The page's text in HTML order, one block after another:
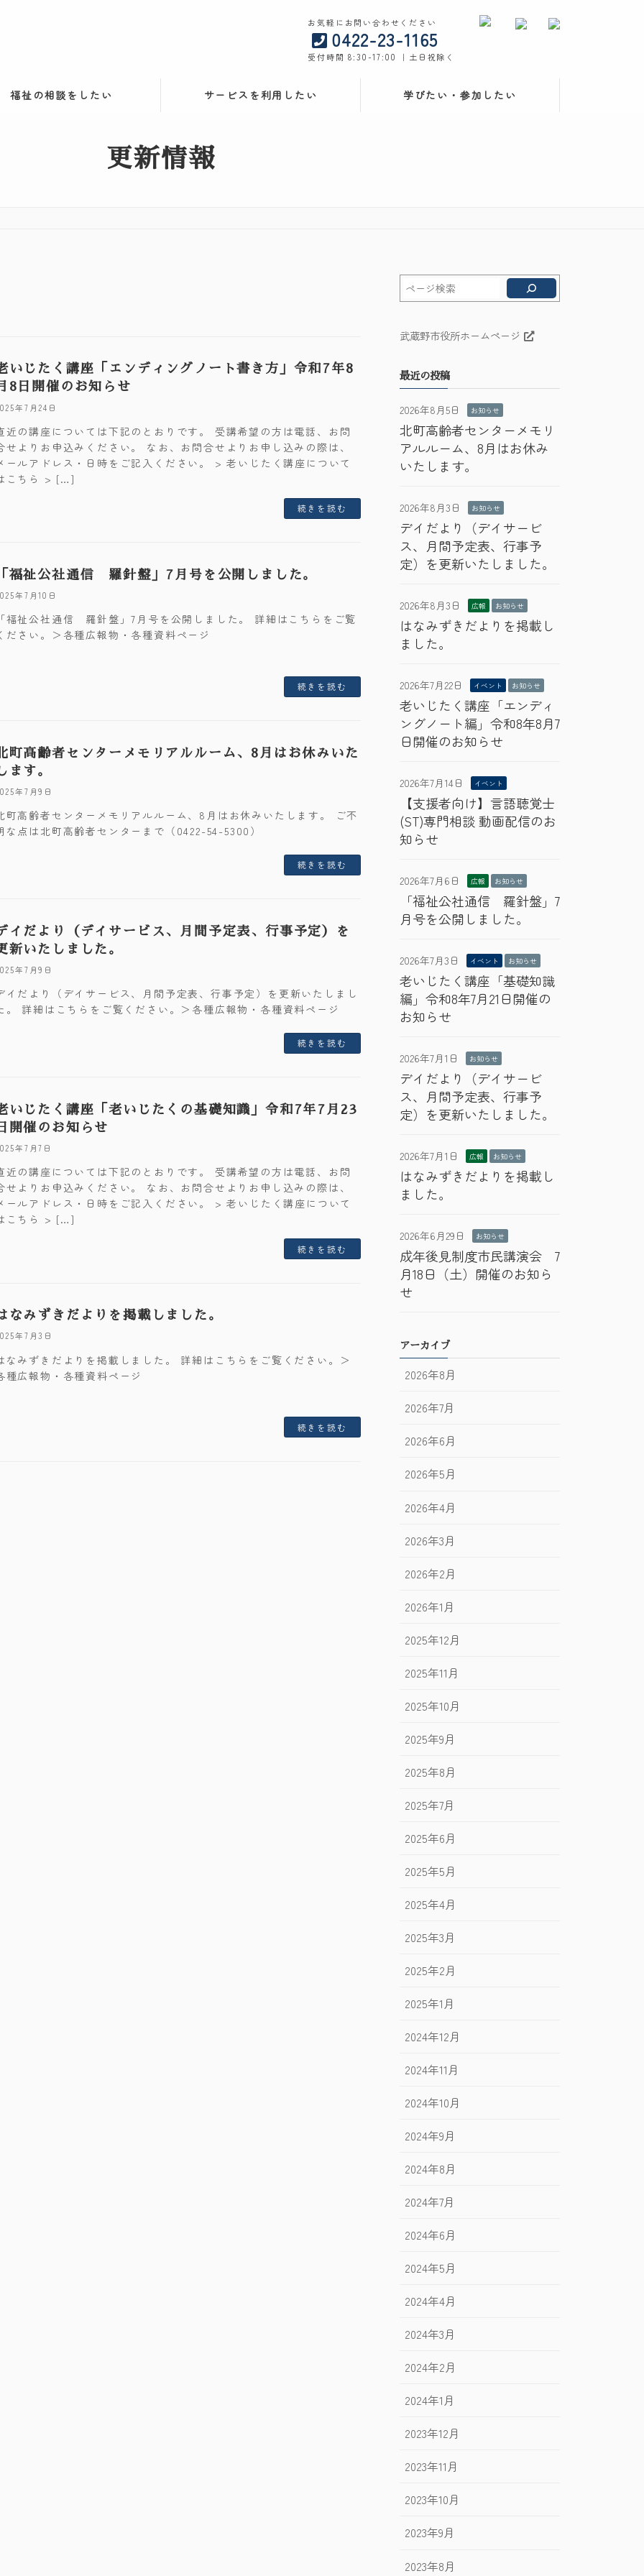
お気軽にお問い合わせください
0422-23-1165
受付時間 8:30-17:00 ｜土日祝除く
福祉の相談をしたい サービスを利用したい 学びたい・参加したい
更新情報
いじたく講座「エンディングノート書き方」令和7年8
8日開催のお知らせ
年7月24日
近の講座については下記のとおりです。 受講希望の方は電話、お問
せよりお申込みください。 なお、お問合せよりお申し込みの際は、
ールアドレス・日時をご記入ください。 > 老いじたく講座について
こちら > […]
続きを読む
福祉公社通信 羅針盤」7月号を公開しました。
年7月10日
福祉公社通信 羅針盤」7月号を公開しました。 詳細はこちらをご覧
ださい。＞各種広報物・各種資料ページ
続きを読む
町高齢者センターメモリアルルーム、8月はお休みいた
ます。
年7月9日
町高齢者センターメモリアルルーム、8月はお休みいたします。 ご不
な点は北町高齢者センターまで（0422-54-5300）
続きを読む
イだより（デイサービス、月間予定表、行事予定）を
新いたしました。
年7月9日
イだより（デイサービス、月間予定表、行事予定）を更新いたしまし
。 詳細はこちらをご覧ください。＞各種広報物・各種資料ページ
続きを読む
いじたく講座「老いじたくの基礎知識」令和7年7月23
開催のお知らせ
年7月7日
近の講座については下記のとおりです。 受講希望の方は電話、お問
せよりお申込みください。 なお、お問合せよりお申し込みの際は、
ールアドレス・日時をご記入ください。 > 老いじたく講座について
こちら > […]
続きを読む
なみずきだよりを掲載しました。
年7月3日
なみずきだよりを掲載しました。 詳細はこちらをご覧ください。＞
種広報物・各種資料ページ
続きを読む
武蔵野市役所ホームページ
最近の投稿
2026年8月5日 お知らせ
北町高齢者センターメモリ
アルルーム、8月はお休み
いたします。
2026年8月3日 お知らせ
デイだより（デイサービ
ス、月間予定表、行事予
定）を更新いたしました。
2026年8月3日 広報 お知らせ
はなみずきだよりを掲載し
ました。
2026年7月22日 イベント お知らせ
老いじたく講座「エンディ
ングノート編」令和8年8月7
日開催のお知らせ
2026年7月14日 イベント
【支援者向け】言語聴覚士
(ST)専門相談 動画配信のお
知らせ
2026年7月6日 広報 お知らせ
「福祉公社通信 羅針盤」7
月号を公開しました。
2026年7月3日 イベント お知らせ
老いじたく講座「基礎知識
編」令和8年7月21日開催の
お知らせ
2026年7月1日 お知らせ
デイだより（デイサービ
ス、月間予定表、行事予
定）を更新いたしました。
2026年7月1日 広報 お知らせ
はなみずきだよりを掲載し
ました。
2026年6月29日 お知らせ
成年後見制度市民講演会 7
月18日（土）開催のお知ら
せ
アーカイブ
2026年8月
2026年7月
2026年6月
2026年5月
2026年4月
2026年3月
2026年2月
2026年1月
2025年12月
2025年11月
2025年10月
2025年9月
2025年8月
2025年7月
2025年6月
2025年5月
2025年4月
2025年3月
2025年2月
2025年1月
2024年12月
2024年11月
2024年10月
2024年9月
2024年8月
2024年7月
2024年6月
2024年5月
2024年4月
2024年3月
2024年2月
2024年1月
2023年12月
2023年11月
2023年10月
2023年9月
2023年8月